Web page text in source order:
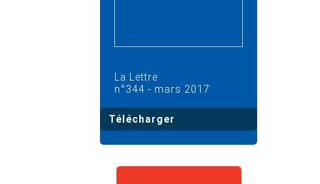
La Lettre
n°344 - mars 2017
Télécharger